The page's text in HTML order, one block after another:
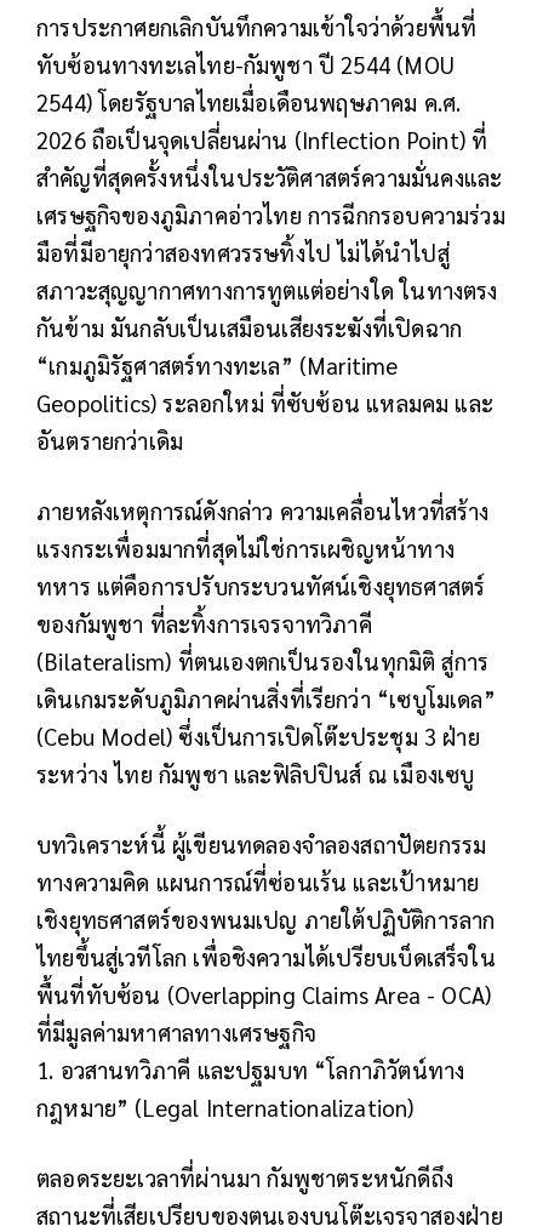
การประกาศยกเลิกบันทึกความเข้าใจว่าด้วยพื้นที่
ทับซ้อนทางทะเลไทย-กัมพูชา ปี 2544 (MOU
2544) โดยรัฐบาลไทยเมื่อเดือนพฤษภาคม ค.ศ.
2026 ถือเป็นจุดเปลี่ยนผ่าน (Inflection Point) ที่
สำคัญที่สุดครั้งหนึ่งในประวัติศาสตร์ความมั่นคงและ
เศรษฐกิจของภูมิภาคอ่าวไทย การฉีกกรอบความร่วม
มือที่มีอายุกว่าสองทศวรรษทิ้งไป ไม่ได้นำไปสู่
สภาวะสุญญากาศทางการทูตแต่อย่างใด ในทางตรง
กันข้าม มันกลับเป็นเสมือนเสียงระฆังที่เปิดฉาก
“เกมภูมิรัฐศาสตร์ทางทะเล” (Maritime
Geopolitics) ระลอกใหม่ ที่ซับซ้อน แหลมคม และ
อันตรายกว่าเดิม
ภายหลังเหตุการณ์ดังกล่าว ความเคลื่อนไหวที่สร้าง
แรงกระเพื่อมมากที่สุดไม่ใช่การเผชิญหน้าทาง
ทหาร แต่คือการปรับกระบวนทัศน์เชิงยุทธศาสตร์
ของกัมพูชา ที่ละทิ้งการเจรจาทวิภาคี
(Bilateralism) ที่ตนเองตกเป็นรองในทุกมิติ สู่การ
เดินเกมระดับภูมิภาคผ่านสิ่งที่เรียกว่า “เซบูโมเดล”
(Cebu Model) ซึ่งเป็นการเปิดโต๊ะประชุม 3 ฝ่าย
ระหว่าง ไทย กัมพูชา และฟิลิปปินส์ ณ เมืองเซบู
บทวิเคราะห์นี้ ผู้เขียนทดลองจำลองสถาปัตยกรรม
ทางความคิด แผนการณ์ที่ซ่อนเร้น และเป้าหมาย
เชิงยุทธศาสตร์ของพนมเปญ ภายใต้ปฏิบัติการลาก
ไทยขึ้นสู่เวทีโลก เพื่อชิงความได้เปรียบเบ็ดเสร็จใน
พื้นที่ทับซ้อน (Overlapping Claims Area - OCA)
ที่มีมูลค่ามหาศาลทางเศรษฐกิจ
1. อวสานทวิภาคี และปฐมบท “โลกาภิวัตน์ทาง
กฎหมาย” (Legal Internationalization)
ตลอดระยะเวลาที่ผ่านมา กัมพูชาตระหนักดีถึง
สถานะที่เสียเปรียบของตนเองบนโต๊ะเจรจาสองฝ่าย